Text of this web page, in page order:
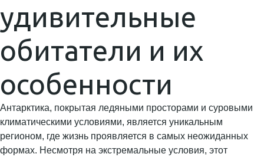
удивительные
обитатели и их
особенности
Антарктика, покрытая ледяными просторами и суровыми
климатическими условиями, является уникальным
регионом, где жизнь проявляется в самых неожиданных
формах. Несмотря на экстремальные условия, этот